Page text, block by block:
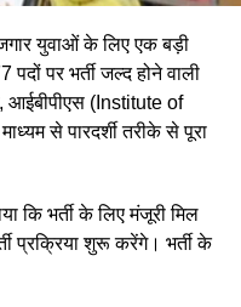
युवाओं के लिए एक बड़ी
पर भर्ती जल्द होने वाली
आईबीपीएस (Institute of
से पारदर्शी तरीके से पूरा
कि भर्ती के लिए मंजूरी मिल
प्रक्रिया शुरू करेंगे। भर्ती के